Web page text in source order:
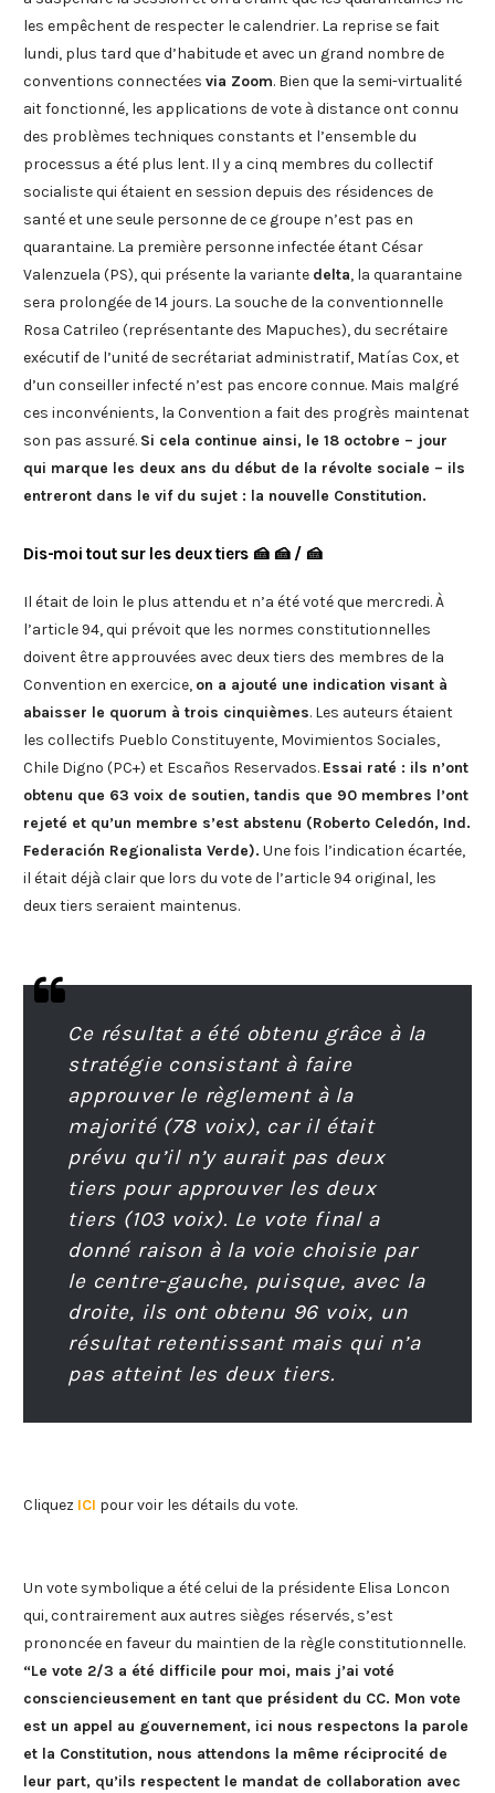
les empêchent de respecter le calendrier. La reprise se fait
lundi, plus tard que d’habitude et avec un grand nombre de
conventions connectéesvia Zoom. Bien que la semi-virtualité
ait fonctionné, les applications de vote à distance ont connu
des problèmes techniques constants et l’ensemble du
processus a été plus lent. Il y a cinq membres du collectif
socialiste qui étaient en session depuis des résidences de
santé et une seule personne de ce groupe n’est pas en
quarantaine. La première personne infectée étant César
Valenzuela (PS), qui présente la variante delta, la quarantaine
sera prolongée de 14 jours. La souche de la conventionnelle
Rosa Catrileo (représentante des Mapuches), du secrétaire
exécutif de l’unité de secrétariat administratif, Matías Cox, et
d’un conseiller infecté n’est pas encore connue. Mais malgré
ces inconvénients, la Convention a fait des progrès maintenat
son pas assuré. Si cela continue ainsi, le 18 octobre – jour
qui marque les deux ans du début de la révolte sociale – ils
entreront dans le vif du sujet : la nouvelle Constitution.
Dis-moi tout sur les deux tiers 🍰 🍰 / 🍰
Il était de loin le plus attendu et n’a été voté que mercredi. À
l’article 94, qui prévoit que les normes constitutionnelles
doivent être approuvées avec deux tiers des membres de la
Convention en exercice, on a ajouté une indication visant à
abaisser le quorum à trois cinquièmes. Les auteurs étaient
les collectifs Pueblo Constituyente, Movimientos Sociales,
Chile Digno (PC+) et Escaños Reservados. Essai raté : ils n’ont
obtenu que 63 voix de soutien, tandis que 90 membres l’ont
rejeté et qu’un membre s’est abstenu (Roberto Celedón, Ind.
Federación Regionalista Verde). Une fois l’indication écartée,
il était déjà clair que lors du vote de l’article 94 original, les
deux tiers seraient maintenus.
Ce résultat a été obtenu grâce à la
stratégie consistant à faire
approuver le règlement à la
majorité (78 voix), car il était
prévu qu’il n’y aurait pas deux
tiers pour approuver les deux
tiers (103 voix). Le vote final a
donné raison à la voie choisie par
le centre-gauche, puisque, avec la
droite, ils ont obtenu 96 voix, un
résultat retentissant mais qui n’a
pas atteint les deux tiers.
Cliquez ICI pour voir les détails du vote.
Un vote symbolique a été celui de la présidente Elisa Loncon
qui, contrairement aux autres sièges réservés, s’est
prononcée en faveur du maintien de la règle constitutionnelle.
“Le vote 2/3 a été difficile pour moi, mais j’ai voté
consciencieusement en tant que président du CC. Mon vote
est un appel au gouvernement, ici nous respectons la parole
et la Constitution, nous attendons la même réciprocité de
leur part, qu’ils respectent le mandat de collaboration avec